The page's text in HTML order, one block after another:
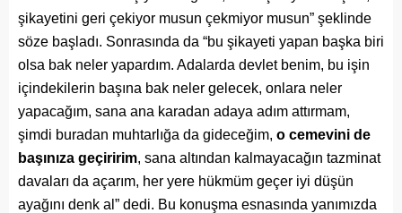
şikayetini geri çekiyor musun çekmiyor musun” şeklinde
söze başladı. Sonrasında da “bu şikayeti yapan başka biri
olsa bak neler yapardım. Adalarda devlet benim, bu işin
içindekilerin başına bak neler gelecek, onlara neler
yapacağım, sana ana karadan adaya adım attırmam,
şimdi buradan muhtarlığa da gideceğim, o cemevini de
başınıza geçiririm, sana altından kalmayacağın tazminat
davaları da açarım, her yere hükmüm geçer iyi düşün
ayağını denk al” dedi. Bu konuşma esnasında yanımızda